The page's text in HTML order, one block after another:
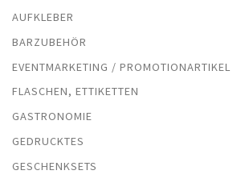
AUFKLEBER
BARZUBEHÖR
EVENTMARKETING / PROMOTIONARTIKEL
FLASCHEN, ETTIKETTEN
GASTRONOMIE
GEDRUCKTES
GESCHENKSETS